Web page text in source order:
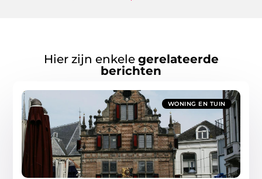
Hier zijn enkele gerelateerde
berichten
WONING EN TUIN